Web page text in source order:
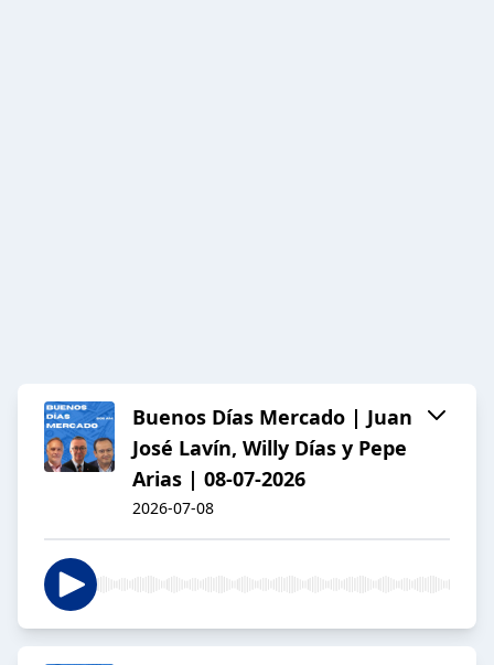
Buenos Días Mercado | Juan
José Lavín, Willy Días y Pepe
Arias | 08-07-2026
2026-07-08